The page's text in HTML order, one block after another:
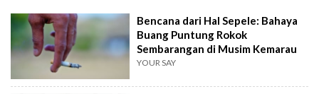
Bencana dari Hal Sepele: Bahaya
Buang Puntung Rokok
Sembarangan di Musim Kemarau
YOUR SAY